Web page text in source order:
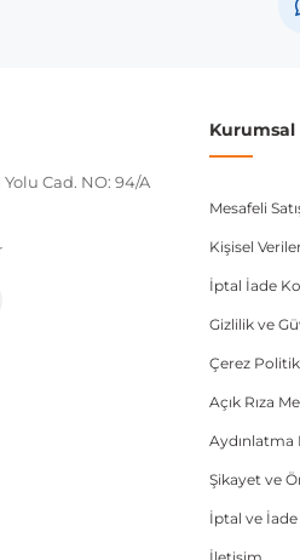
Cad. NO: 94/A
Mesafeli
Kişisel
İptal İade
Gizlilik ve
Çerez
Açık Rıza
Aydınlatma
Şikayet ve
İptal ve